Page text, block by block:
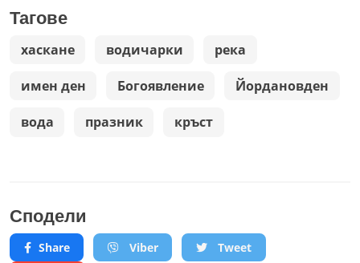
Тагове
хаскане водичарки река
имен ден Богоявление Йордановден
вода празник кръст
Сподели
Share Viber
Tweet